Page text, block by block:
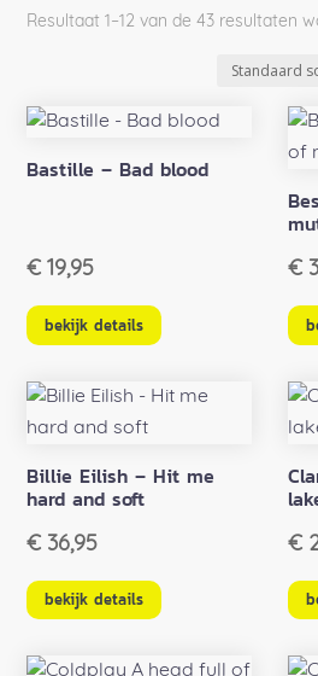
Resultaat 1–12 van de 43 resultaten
Bastille – Bad blood
€ 19,95
bekijk details
€
Billie Eilish – Hit me
hard and soft
€ 36,95
bekijk details
€